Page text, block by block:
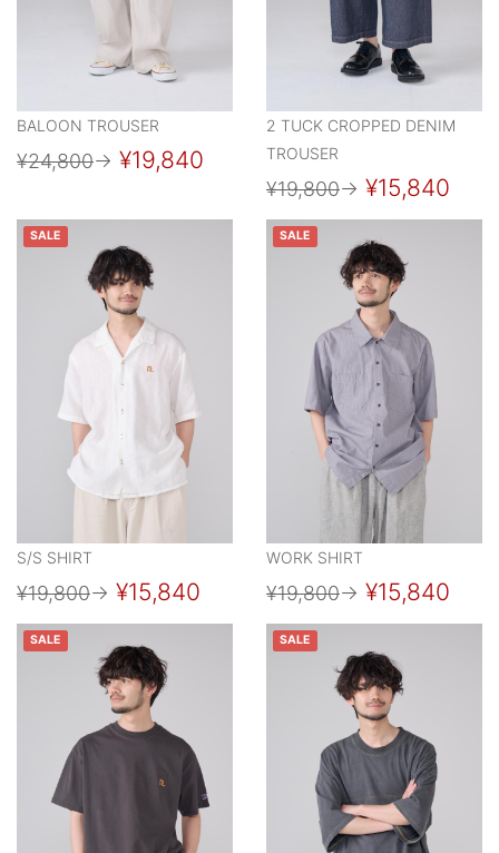
BALOON TROUSER
¥24,800→ ¥19,840
2 TUCK CROPPED DENIM
TROUSER
¥19,800→ ¥15,840
SALE
S/S SHIRT
¥19,800→ ¥15,840
SALE
WORK SHIRT
¥19,800→ ¥15,840
SALE SALE